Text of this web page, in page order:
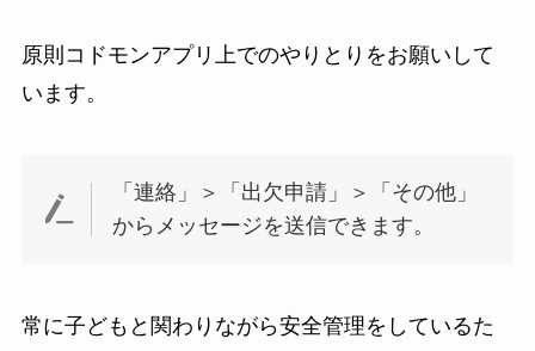
原則コドモンアプリ上でのやりとりをお願いして
います。
「連絡」＞「出欠申請」＞「その他」
からメッセージを送信できます。
常に子どもと関わりながら安全管理をしているた